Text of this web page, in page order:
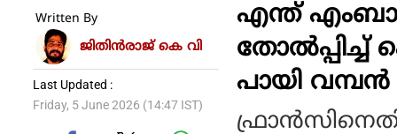
Written By
ജിതിൻരാജ് കെ വി
Last Updated :
Friday, 5 June 2026 (14:47 IST)
എന്ത്
തോൽപ്പിച്ച്
പായി വമ്പൻ